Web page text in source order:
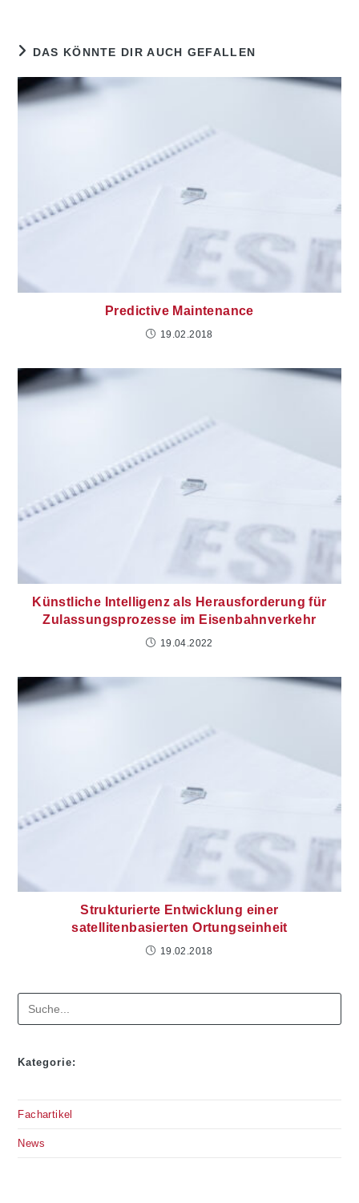
DAS KÖNNTE DIR AUCH GEFALLEN
Predictive Maintenance
19.02.2018
Künstliche Intelligenz als Herausforderung für
Zulassungsprozesse im Eisenbahnverkehr
19.04.2022
Strukturierte Entwicklung einer
satellitenbasierten Ortungseinheit
19.02.2018
Suchen
Kategorie:
Fachartikel
News